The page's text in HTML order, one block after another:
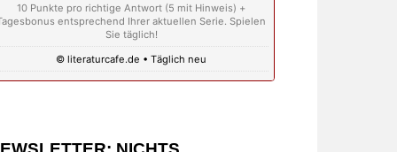
10 Punkte pro richtige Antwort (5 mit Hinweis) +
entsprechend Ihrer aktuellen Serie. Spielen
Sie täglich!
© literaturcafe.de • Täglich neu